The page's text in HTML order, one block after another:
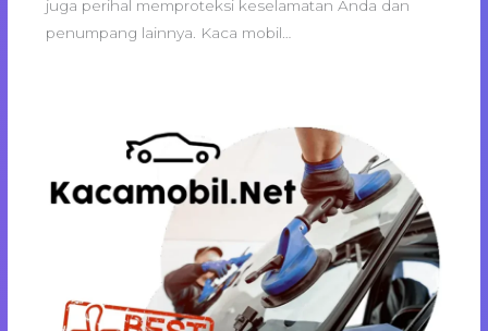
juga perihal memproteksi keselamatan Anda dan
penumpang lainnya. Kaca mobil…